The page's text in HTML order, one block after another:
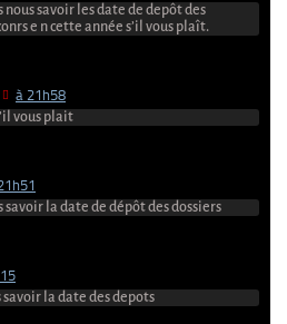
nous savoir les date de depôt des
e n cette année s’il vous plaît.
à 21h58
vous plait
la date de dépôt des dossiers
la date des depots